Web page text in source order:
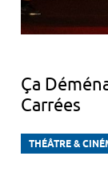
Ça
Carrées
THÉÂTRE &